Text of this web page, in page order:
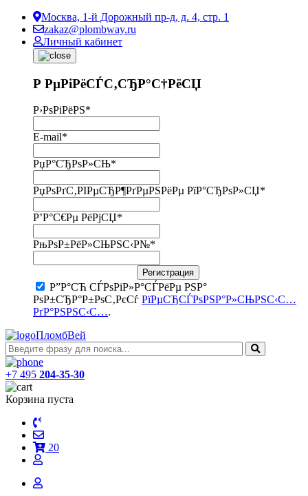
Москва, 1-й Дорожный пр-д, д. 4, стр. 1
zakaz@plombway.ru
Личный кабинет
Р РµРіРёСЃС‚СЂР°С†РёСЏ
Р›РѕРіРёРЅ*
E-mail*
РџР°СЂРѕР»СЊ*
РџРѕРґС‚РІРµСЂР¶РґРµРЅРёРµ РїР°СЂРѕР»СЏ*
Р’Р°С€Рµ РёРјСЏ*
РњРѕР±РёР»СЊРЅС‹Р№*
Регистрация
Р”Р°СЋ СЃРѕРіР»Р°СЃРёРµ РЅР°
РѕР±СЂР°Р±РѕС‚РєСѓ РїРµСЂСЃРѕРЅР°Р»СЊРЅС‹С…
РґР°РЅРЅС‹С….
ПломбВей
+7 495 204-35-30
Корзина пуста
20